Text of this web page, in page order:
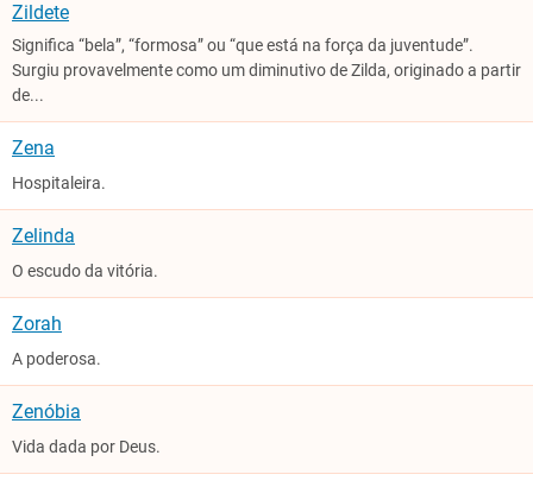
Zildete
Significa “bela”, “formosa” ou “que está na força da juventude”.
Surgiu provavelmente como um diminutivo de Zilda, originado a partir
de...
Zena
Hospitaleira.
Zelinda
O escudo da vitória.
Zorah
A poderosa.
Zenóbia
Vida dada por Deus.